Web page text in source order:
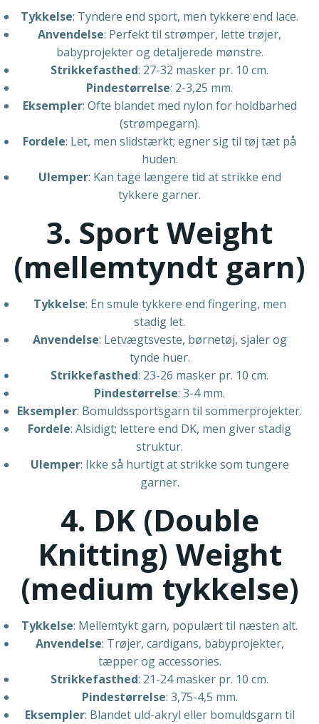
Tykkelse: Tyndere end sport, men tykkere end lace.
Anvendelse: Perfekt til strømper, lette trøjer,
babyprojekter og detaljerede mønstre.
Strikkefasthed: 27-32 masker pr. 10 cm.
Pindestørrelse: 2-3,25 mm.
Eksempler: Ofte blandet med nylon for holdbarhed
(strømpegarn).
Fordele: Let, men slidstærkt; egner sig til tøj tæt på
huden.
Ulemper: Kan tage længere tid at strikke end
tykkere garner.
3. Sport Weight
(mellemtyndt garn)
Tykkelse: En smule tykkere end fingering, men
stadig let.
Anvendelse: Letvægtsveste, børnetøj, sjaler og
tynde huer.
Strikkefasthed: 23-26 masker pr. 10 cm.
Pindestørrelse: 3-4 mm.
Eksempler: Bomuldssportsgarn til sommerprojekter.
Fordele: Alsidigt; lettere end DK, men giver stadig
struktur.
Ulemper: Ikke så hurtigt at strikke som tungere
garner.
4. DK (Double
Knitting) Weight
(medium tykkelse)
Tykkelse: Mellemtykt garn, populært til næsten alt.
Anvendelse: Trøjer, cardigans, babyprojekter,
tæpper og accessories.
Strikkefasthed: 21-24 masker pr. 10 cm.
Pindestørrelse: 3,75-4,5 mm.
Eksempler: Blandet uld-akryl eller bomuldsgarn til